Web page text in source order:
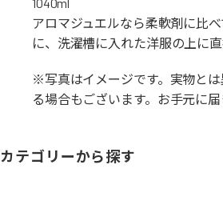
アロマジュエルなら柔軟剤に比
に、洗濯槽に入れた洋服の上に
※写真はイメージです。実物と
る場合もございます。お手元に
カテゴリーから探す